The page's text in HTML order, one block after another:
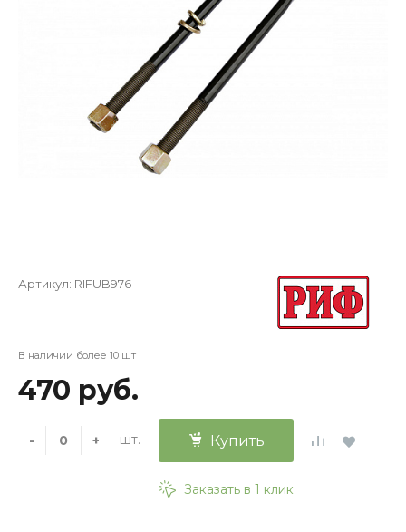
Артикул: RIFUB976
В наличии более 10 шт
470 руб.
- + шт. Купить
Заказать в 1 клик